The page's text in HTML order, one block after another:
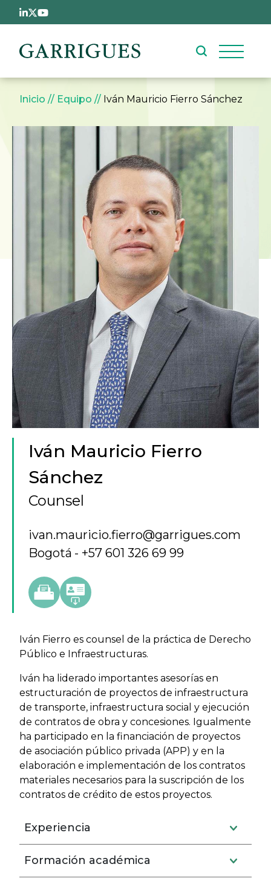
Pasar al contenido principal
Sobrescribir enlaces de
Inicio Equipo Iván Mauricio Fierro Sánchez
Iván Mauricio Fierro
Sánchez
Counsel
ivan.mauricio.fierro@garrigues.com
Bogotá
+57 601 326 69 99
Iván Fierro es counsel de la práctica de Derecho
Público e Infraestructuras.
Iván ha liderado importantes asesorías en
estructuración de proyectos de infraestructura
de transporte, infraestructura social y ejecución
de contratos de obra y concesiones. Igualmente
ha participado en la financiación de proyectos
de asociación público privada (APP) y en la
elaboración e implementación de los contratos
materiales necesarios para la suscripción de los
contratos de crédito de estos proyectos.
Experiencia
Formación académica